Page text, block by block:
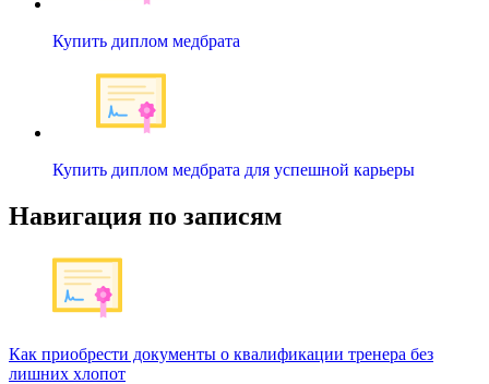
Купить диплом медбрата
Купить диплом медбрата для успешной карьеры
Навигация по записям
Как приобрести документы о квалификации тренера без
лишних хлопот